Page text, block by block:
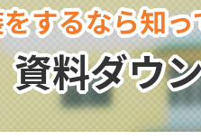
するなら知
資料ダウ